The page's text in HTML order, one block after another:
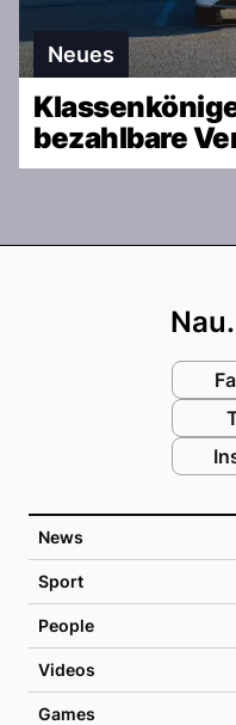
Neues
bezahlbare
News
Sport
People
Videos
Games